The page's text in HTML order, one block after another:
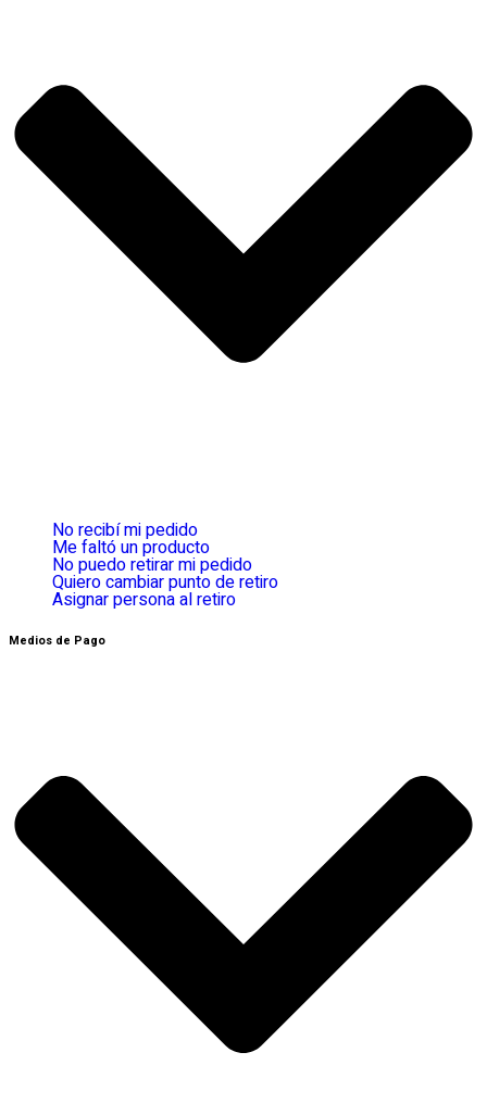
No recibí mi pedido
Me faltó un producto
No puedo retirar mi pedido
Quiero cambiar punto de retiro
Asignar persona al retiro
Medios de Pago